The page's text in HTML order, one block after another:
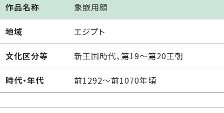
作品名称 象嵌用顔
地域 エジプト
文化区分等 新王国時代、第19～第20王朝
時代・年代 前1292～前1070年頃